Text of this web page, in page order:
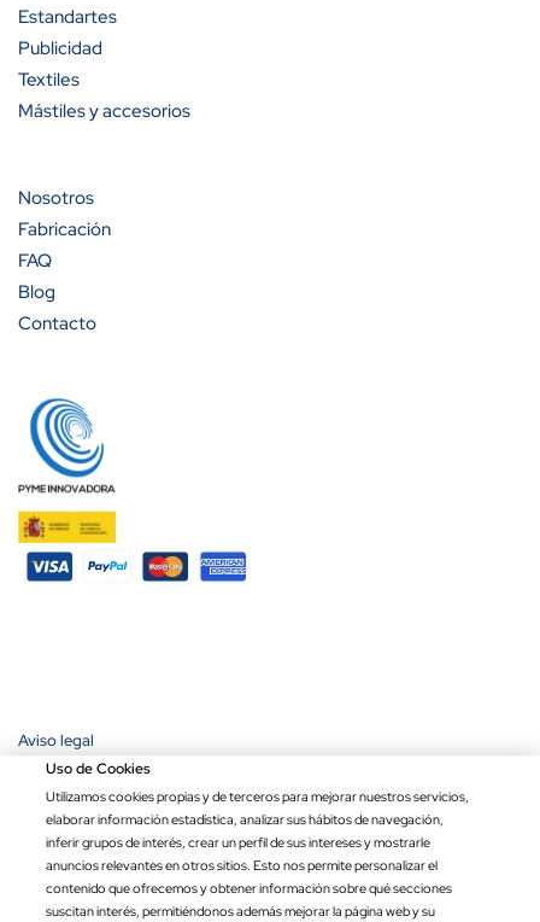
Cantidad
A partir de 70 unidades
A partir de 200 unidades
Estandartes
Publicidad
Textiles
Mástiles y accesorios
Nosotros
Fabricación
FAQ
Blog
Contacto
Aviso legal
Política de privacidad
Condiciones de compra
Ley de transparencia
Copyright © 2026 Banderas Puerta de Hierro®. Todos los derechos
reservados.
Uso de Cookies
Utilizamos cookies propias y de terceros para mejorar nuestros servicios,
elaborar información estadística, analizar sus hábitos de navegación,
inferir grupos de interés, crear un perfil de sus intereses y mostrarle
anuncios relevantes en otros sitios. Esto nos permite personalizar el
contenido que ofrecemos y obtener información sobre qué secciones
suscitan interés, permitiéndonos además mejorar la página web y su